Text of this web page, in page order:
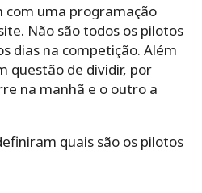
com uma programação
Não são todos os pilotos
dias na competição. Além
questão de dividir, por
na manhã e o outro a
quais são os pilotos